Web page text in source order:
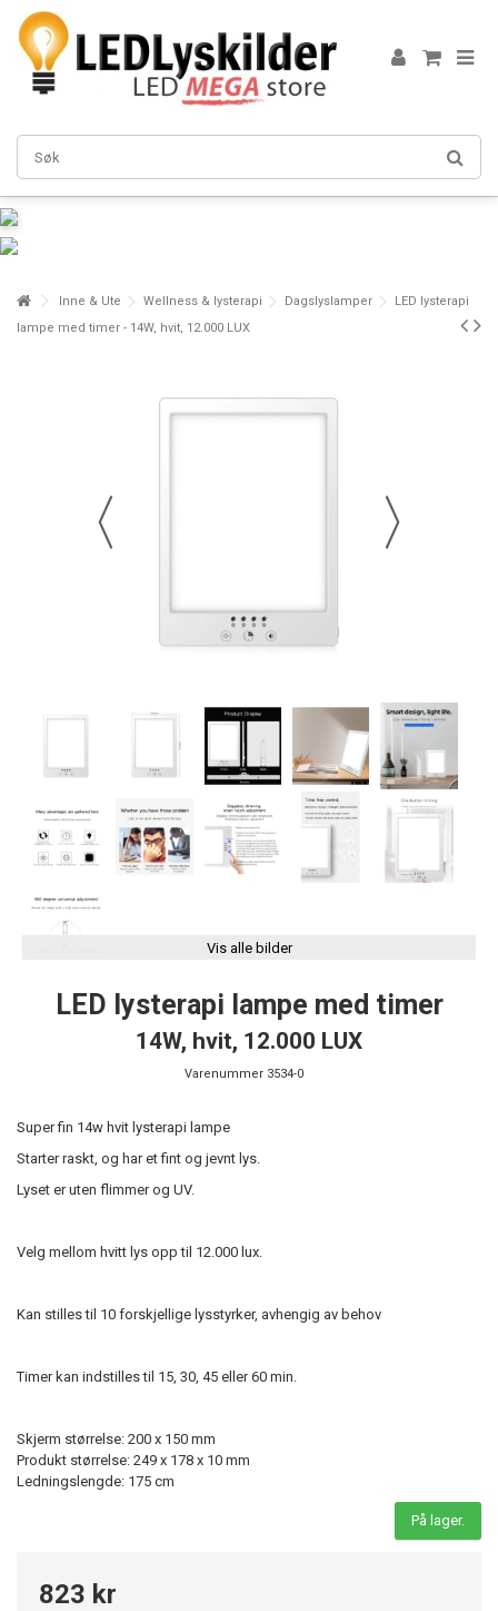
Inne & Ute Wellness & lysterapi Dagslyslamper
LED lysterapi
lampe med timer - 14W, hvit, 12.000 LUX
Vis alle bilder
LED lysterapi lampe med timer
14W, hvit, 12.000 LUX
Varenummer 3534-0
Super fin 14w hvit lysterapi lampe
Starter raskt, og har et fint og jevnt lys.
Lyset er uten flimmer og UV.
Velg mellom hvitt lys opp til 12.000 lux.
Kan stilles til 10 forskjellige lysstyrker, avhengig av behov
Timer kan indstilles til 15, 30, 45 eller 60 min.
Skjerm størrelse: 200 x 150 mm
Produkt størrelse: 249 x 178 x 10 mm
Ledningslengde: 175 cm
På lager.
823 kr